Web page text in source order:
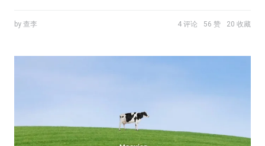
by 查李 4 评论 56 赞 20 收藏